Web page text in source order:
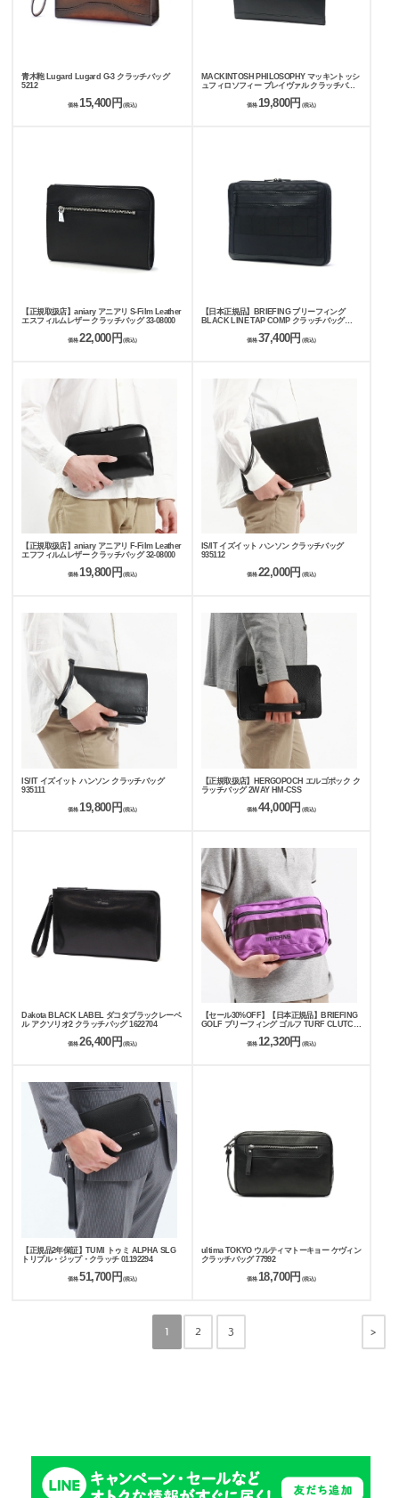
青木鞄 Lugard Lugard G-3 クラッチバッグ
5212
価格 15,400円 (税込)
MACKINTOSH PHILOSOPHY マッキントッシ
ュフィロソフィー ブレイヴァル クラッチバッ
価格19,800円 (税込)
【正規取扱店】aniary アニアリ S-Film Leather
エスフィルムレザー クラッチバッグ 33-08000
価格 22,000円(税込)
【日本正規品】BRIEFING ブリーフィング
BLACK LINE TAP COMP クラッチバッグ
価格37,400円 (税込)
【正規取扱店】aniary アニアリ F-Film Leather
エフフィルムレザー クラッチバッグ 32-08000
価格 19,800円 (税込)
IS/IT イズイット ハンソン クラッチバッグ
935112
価格22,000円 (税込)
IS/IT イズイット ハンソン クラッチバッグ
935111
価格 19,800円 (税込)
【正規取扱店】HERGOPOCH エルゴポック ク
ラッチバッグ 2WAY HM-CSS
価格44,000円 (税込)
Dakota BLACK LABEL ダコタブラックレーベ
ル アクソリオ2 クラッチバッグ 1622704
価格 26,400円 (税込)
【セール30%OFF】【日本正規品】BRIEFING
GOLF ブリーフィング ゴルフ TURF CLUTCH
ラッチバッグ BRG231E92
価格12,320円 (税込)
【正規品2年保証】TUMI トゥミ ALPHA SLG
トリプル・ジップ・クラッチ 01192294
価格 51,700円 (税込)
ultima TOKYO ウルティマトーキョー ケヴィン
クラッチバッグ 77992
価格 18,700円 (税込)
>
1 2 3